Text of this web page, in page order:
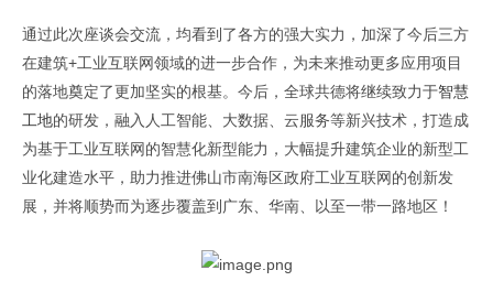
通过此次座谈会交流 ， 均看到了各方的强大实力 ， 加深了今后三方
在建筑+工业互联网领域的进一步合作，为未来推动更多应用项目
的落地奠定了更加坚实的根基。 今后，全球共德将继续致力于智慧
工地的研发，融入人工智能、大数据、云服务等新兴技术，打造成
为基于工业互联网的智慧化新型能力，大幅提升建筑企业的新型工
业化建造水平，助力推进佛山市南海区政府工业互联网的创新发
展，并将顺势而为逐步覆盖到广东、华南、以至一带一路地区！